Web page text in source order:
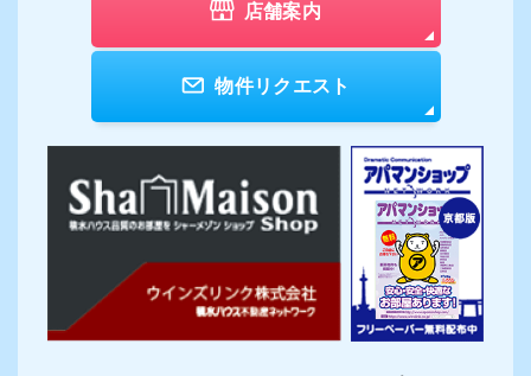
店舗案内
物件リクエスト